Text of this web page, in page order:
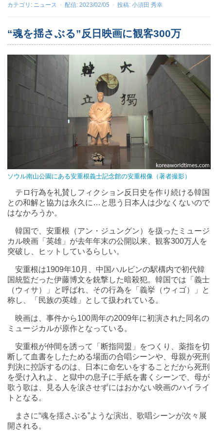
カテゴリ: ニュース 配信: 2023/02/05 投稿: 小須田 秀幸
“魂を揺さぶる”反日映画に観客300万
ソウル南山公園にある安重根義士記念館の安重根像（著者撮影）
テロ行為を礼賛しフィクション反日史を作り続ける韓国
との和解と協力は永久に…と思う日本人は少なくないので
はなかろうか。
韓国で、安重根（アン・ジュングン）を扱ったミュージ
カル映画「英雄」が去年年末の公開以来、観客300万人を
突破し、ヒットしているらしい。
安重根は1909年10月、中国ハルビンの駅構内で初代韓
国統監だった伊藤博文を銃撃した暗殺犯。韓国では「義士
（ウィサ）」と呼ばれ、その行為を「義挙（ウィゴ）」と
称し、「民族の英雄」として扱われている。
映画は、事件から100周年の2009年に初演された同名の
ミュージカルが原作となっている。
安重根が仲間を誘って「断指同盟」をつくり、薬指を切
断して血書をしたためる場面の合唱シーンや、母親が死刑
判決に控訴するのは、日本に命乞いをすることだから死刑
を受け入れよ、と獄中の息子に手紙を書くシーンで、母が
歌う歌は、見る人を涙させずにはおかない映画のハイライ
トとなる。
まさに“魂を揺さぶる”ような演出、歌唱シーンが次々展
開される。